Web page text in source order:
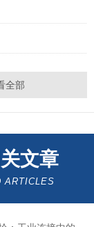
全部
文章
ARTICLES